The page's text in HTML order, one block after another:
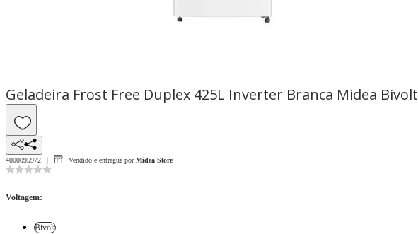
Geladeira Frost Free Duplex 425L Inverter Branca Midea Bivolt
4000095972 Vendido e entregue por Midea Store
Voltagem:
Bivolt